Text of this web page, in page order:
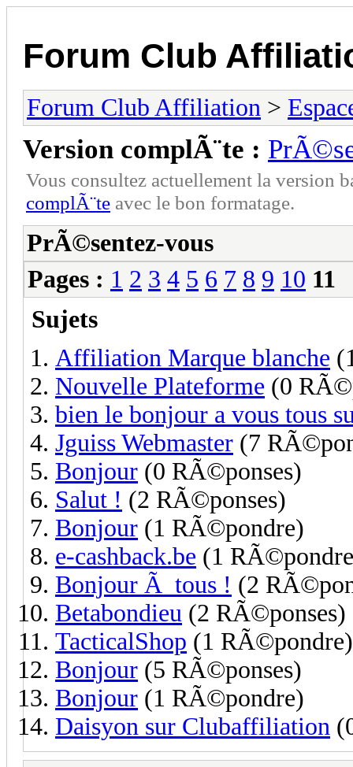
Forum Club
Forum Club Affiliation >
Version complÃ¨te :
Vous consultez actuellement la
complÃ¨te avec le bon formatage.
PrÃ©sentez-vous
Pages : 1 2 3 4 5 6 7 8 9 10 11
Sujets
Affiliation Marque blanche
Nouvelle Plateforme (0
bien le bonjour a vous tous
Jguiss Webmaster (7
Bonjour (0 RÃ©ponses)
Salut ! (2 RÃ©ponses)
Bonjour (1 RÃ©pondre)
e-cashback.be (1
Bonjour Ã tous ! (2
Betabondieu (2 RÃ©ponses)
TacticalShop (1 RÃ©pondre)
Bonjour (5 RÃ©ponses)
Bonjour (1 RÃ©pondre)
Daisyon sur Clubaffiliation